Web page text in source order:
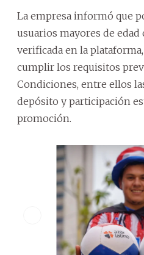
La empresa informó que
usuarios mayores de edad
verificada en la
cumplir los requisitos
Condiciones, entre ellos
depósito y participación
promoción.